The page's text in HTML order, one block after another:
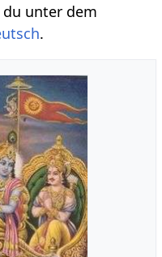
unter dem
.